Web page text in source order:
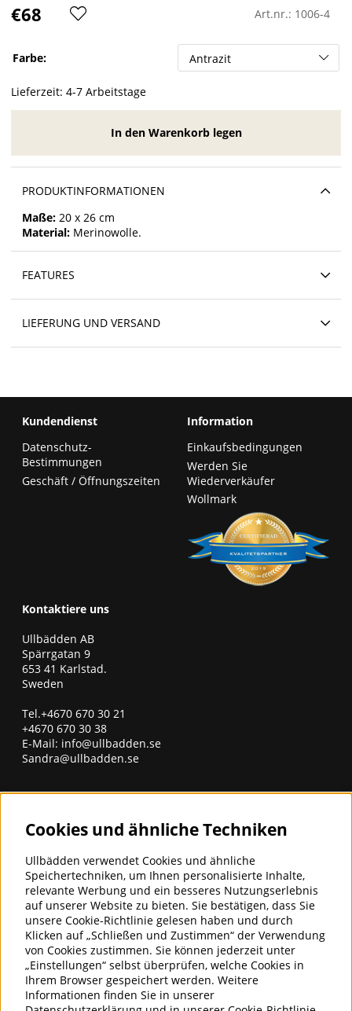
€68 Art.nr.: 1006-4
Farbe:
Lieferzeit: 4-7 Arbeitstage
In den Warenkorb legen
PRODUKTINFORMATIONEN
Maße: 20 x 26 cm
Material: Merinowolle.
FEATURES
LIEFERUNG UND VERSAND
Kundendienst
Datenschutz-
Bestimmungen
Geschäft / Öffnungszeiten
Information
Einkaufsbedingungen
Werden Sie
Wiederverkäufer
Wollmark
Kontaktiere uns
Ullbädden AB
Spärrgatan 9
653 41 Karlstad.
Sweden
Tel.+4670 670 30 21
+4670 670 30 38
E-Mail: info@ullbadden.se
Sandra@ullbadden.se
Geben Sie unten Ihre E-Mail-Adresse ein, um Neuigkeiten
E-Mail für Newsletter eingeben
Abonnieren
ULLBÄDDEN - BETTWÄSCHE FÜR
GUTEN SCHLAF
Ullbädden AB ist ein Unternehmen,
das Bettwaren aus Kaschmir-,
Kamel-, Alpaka- und Merinowolle
Cookies und ähnliche Techniken
Ullbädden verwendet Cookies und ähnliche
Speichertechniken, um Ihnen personalisierte Inhalte,
relevante Werbung und ein besseres Nutzungserlebnis
auf unserer Website zu bieten. Sie bestätigen, dass Sie
unsere Cookie-Richtlinie gelesen haben und durch
Klicken auf „Schließen und Zustimmen“ der Verwendung
von Cookies zustimmen. Sie können jederzeit unter
„Einstellungen“ selbst überprüfen, welche Cookies in
Ihrem Browser gespeichert werden. Weitere
Informationen finden Sie in unserer